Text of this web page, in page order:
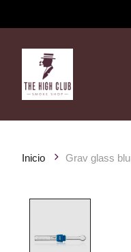
Inicio Grav glass